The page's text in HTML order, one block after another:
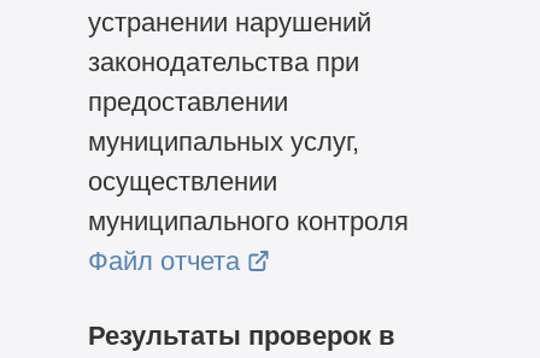
устранении нарушений
законодательства при
предоставлении
муниципальных услуг,
осуществлении
муниципального контроля
Файл отчета
Результаты проверок в